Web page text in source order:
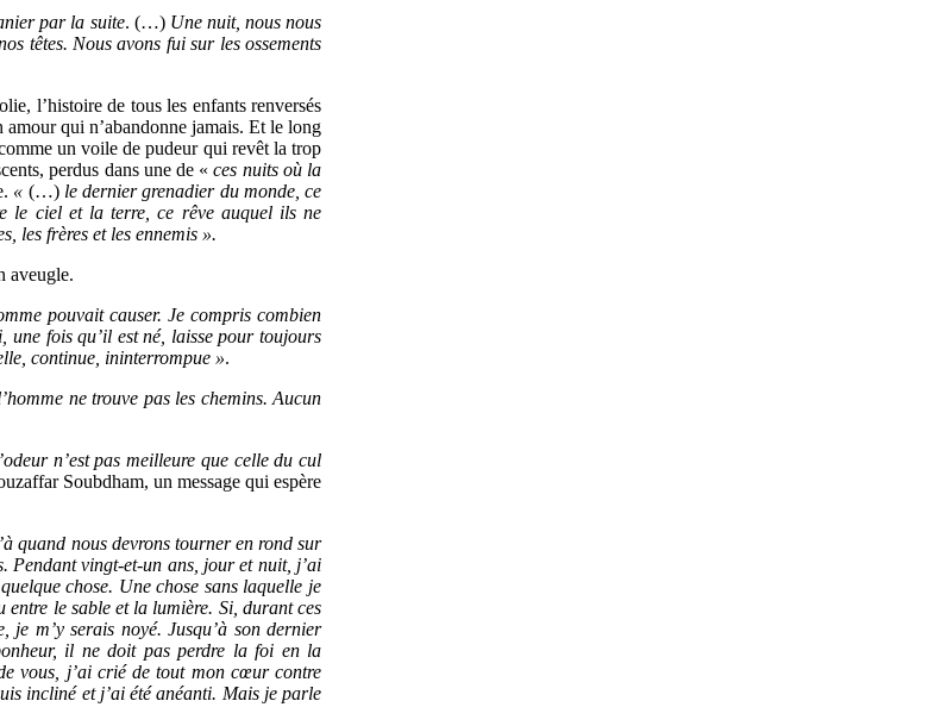
par la suite. (…) Une nuit, nous nous
têtes. Nous avons fui sur les ossements
l’histoire de tous les enfants renversés
amour qui n’abandonne jamais. Et le long
un voile de pudeur qui revêt la trop
perdus dans une de «ces nuits où la
« (…) le dernier grenadier du monde, ce
le ciel et la terre, ce rêve auquel ils ne
les frères et les ennemis ».
aveugle.
pouvait causer. Je compris combien
une fois qu’il est né, laisse pour toujours
continue, ininterrompue ».
ne trouve pas les chemins. Aucun
n’est pas meilleure que celle du cul
Soubdham, un message qui espère
quand nous devrons tourner en rond sur
Pendant vingt-et-un ans, jour et nuit, j’ai
chose. Une chose sans laquelle je
le sable et la lumière. Si, durant ces
m’y serais noyé. Jusqu’à son dernier
il ne doit pas perdre la foi en la
vous, j’ai crié de tout mon cœur contre
incliné et j’ai été anéanti. Mais je parle